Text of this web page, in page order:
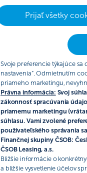
Prijať všetky
Svoje preferencie týkajúce
nastavenia“. Odmietnutím
priameho marketingu,
Právna informácia: Svoj
zákonnosť spracúvania
priamemu marketingu
súhlasu. Vami zvolené
používateľského správania
Finančnej skupiny ČSOB:
ČSOB Leasing, a.s.
Bližšie informácie o
a bližšie vysvetlenie účelov